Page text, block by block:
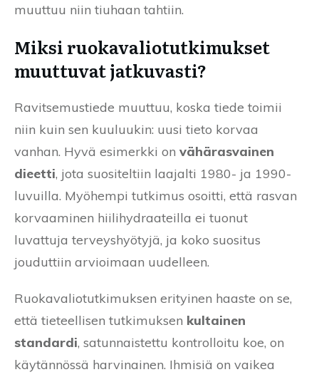
muuttuu niin tiuhaan tahtiin.
Miksi ruokavaliotutkimukset
muuttuvat jatkuvasti?
Ravitsemustiede muuttuu, koska tiede toimii
niin kuin sen kuuluukin: uusi tieto korvaa
vanhan. Hyvä esimerkki on vähärasvainen
dieetti, jota suositeltiin laajalti 1980- ja 1990-
luvuilla. Myöhempi tutkimus osoitti, että rasvan
korvaaminen hiilihydraateilla ei tuonut
luvattuja terveyshyötyjä, ja koko suositus
jouduttiin arvioimaan uudelleen.
Ruokavaliotutkimuksen erityinen haaste on se,
että tieteellisen tutkimuksen kultainen
standardi, satunnaistettu kontrolloitu koe, on
käytännössä harvinainen. Ihmisiä on vaikea